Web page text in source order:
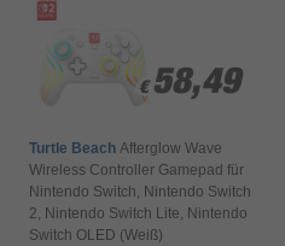
€ 58,49
€ 58,49
Turtle Beach Afterglow Wave
Wireless Controller Gamepad für
Nintendo Switch, Nintendo Switch
2, Nintendo Switch Lite, Nintendo
Switch OLED (Weiß)